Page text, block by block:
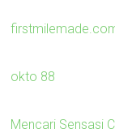
okto 88
Mencari Sensasi